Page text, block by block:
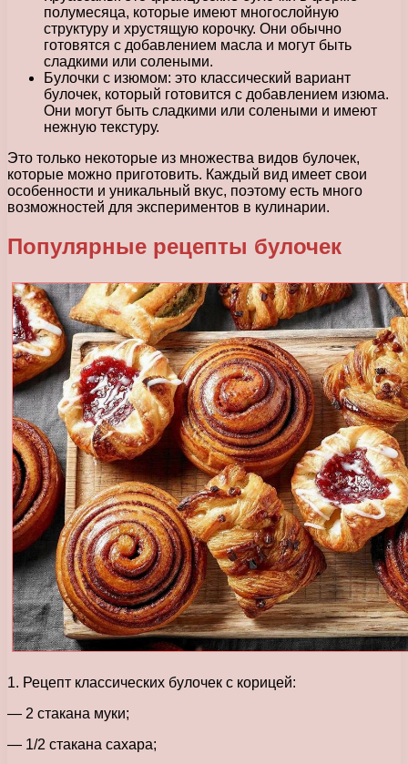
полумесяца, которые имеют многослойную
структуру и хрустящую корочку. Они обычно
готовятся с добавлением масла и могут быть
сладкими или солеными.
Булочки с изюмом: это классический вариант
булочек, который готовится с добавлением изюма.
Они могут быть сладкими или солеными и имеют
нежную текстуру.
Это только некоторые из множества видов булочек,
которые можно приготовить. Каждый вид имеет свои
особенности и уникальный вкус, поэтому есть много
возможностей для экспериментов в кулинарии.
Популярные рецепты булочек
1. Рецепт классических булочек с корицей:
— 2 стакана муки;
— 1/2 стакана сахара;